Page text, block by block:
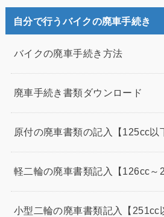
自分で行うバイクの廃車手続き
バイクの廃車手続き方法
廃車手続き書類ダウンロード
原付の廃車書類の記入【125cc以
軽二輪の廃車書類記入【126cc～
小型二輪の廃車書類記入【251cc